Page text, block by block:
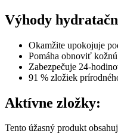
Výhody
Okamžite upokojuje
Pomáha obnoviť
Zabezpečuje 24-
91 % zložiek
Aktívne zložky:
Tento úžasný produkt